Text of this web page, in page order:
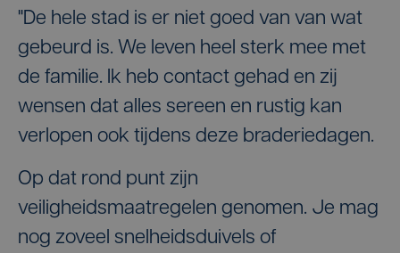
"De hele stad is er niet goed van van wat
gebeurd is. We leven heel sterk mee met
de familie. Ik heb contact gehad en zij
wensen dat alles sereen en rustig kan
verlopen ook tijdens deze braderiedagen.
Op dat rond punt zijn
veiligheidsmaatregelen genomen. Je mag
nog zoveel snelheidsduivels of